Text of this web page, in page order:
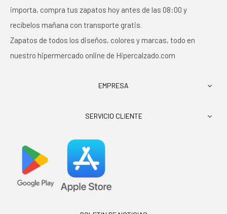
importa, compra tus zapatos hoy antes de las 08:00 y
recíbelos mañana con transporte gratis.
Zapatos de todos los diseños, colores y marcas, todo en
nuestro hipermercado online de Hipercalzado.com
EMPRESA 
SERVICIO CLIENTE 